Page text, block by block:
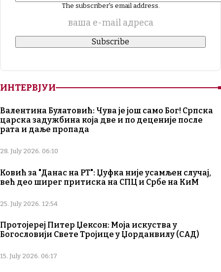
The subscriber's email address.
ваша е-mail адреса
ИНТЕРВЈУИ
Валентина Булатовић: Чува је још само Бог! Српска
царска задужбина која две и по деценије после
рата и даље пропада
28. July 2026. 06:10
Ковић за "Данас на РТ": Џуфка није усамљен случај,
већ део ширег притиска на СПЦ и Србе на КиМ
25. July 2026. 12:54
Протојереј Питер Џексон: Моја искуства у
Богословији Свете Тројице у Џорданвилу (САД)
15. July 2026. 06:17